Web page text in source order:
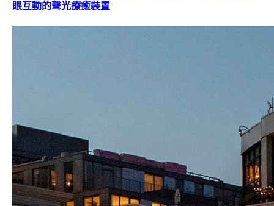
眼互動的聲光療癒裝置